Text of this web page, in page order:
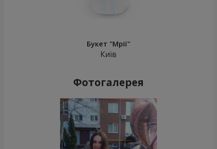
Букет "Мрії"
Київ
Фотогалерея